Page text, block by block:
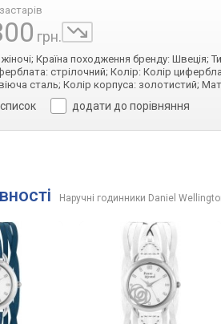
грн.
Країна походження бренду: Швеція;
стрілочний; Колір: Колір
сталь; Колір корпуса: золотистий;
додати до порівняння
Наручні годинники Daniel